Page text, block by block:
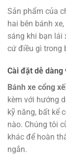
Sản phẩm của
hai bên bánh
sáng khi bạn lái
cứ điều gì trong
Cài đặt dễ
Bánh xe cổng
kèm với hướng
kỹ năng, bất kể
nào. Chúng tôi
khác để hoàn
ngắn.